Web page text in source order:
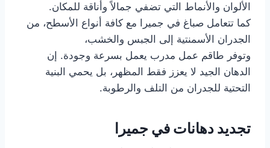
الألوان والأنماط التي تضفي جمالاً وأناقة للمكان.
كما تتعامل صباغ في جميرا مع كافة أنواع الأسطح، من
الجدران الأسمنتية إلى الجبس والخشب،
وتوفر طاقم عمل مدرب يعمل بسرعة وجودة. إن
الدهان الجيد لا يعزز فقط المظهر، بل يحمي البنية
التحتية للجدران من التلف والرطوبة.
تجديد دهانات في جميرا